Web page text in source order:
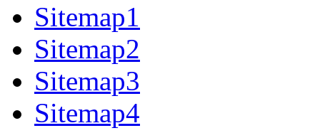
Sitemap1
Sitemap2
Sitemap3
Sitemap4